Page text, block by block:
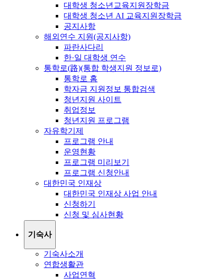
대학생 청소년교육지원장학금
대학생 청소년 AI 교육지원장학금
공지사항
해외연수 지원(공지사항)
파란사다리
한·일 대학생 연수
통학로(路)(통합 학생지원 정보로)
통학로 홈
학자금 지원정보 통합검색
청년지원 사이트
취업정보
청년지원 프로그램
자유학기제
프로그램 안내
운영현황
프로그램 미리보기
프로그램 신청안내
대한민국 인재상
대한민국 인재상 사업 안내
신청하기
신청 및 심사현황
기숙사
기숙사소개
연합생활관
사업연혁